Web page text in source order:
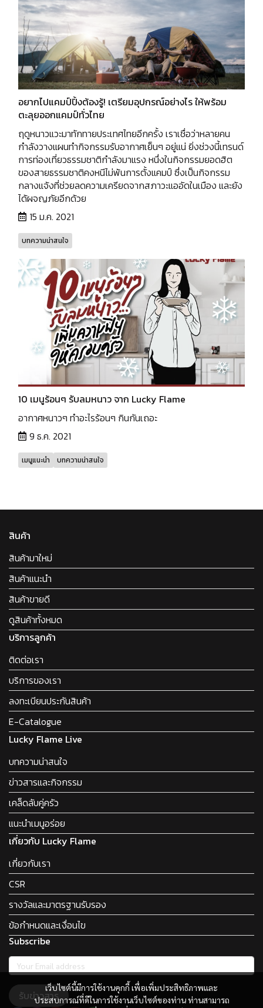
อยากไปแคมป์ปิ้งต้องรู้! เตรียมอุปกรณ์อย่างไร ให้พร้อม
ตะลุยออกแคมป์ทั่วไทย
ฤดูหนาวแวะมาทักทายประเทศไทยอีกครั้ง เราเชื่อว่าหลายคน
กำลังวางแผนทำกิจกรรมรับอากาศเย็นๆ อยู่แน่ ยิ่งช่วงนี้เทรนด์
การท่องเที่ยวธรรมชาติกำลังมาแรง หนึ่งในกิจกรรมยอดฮิต
ของสายธรรมชาติคงหนีไม่พ้นการตั้งแคมป์ ซึ่งเป็นกิจกรรม
กลางแจ้งที่ช่วยลดความเครียดจากสภาวะแออัดในเมือง และยัง
ได้ผจญภัยอีกด้วย
15 ม.ค. 2021
บทความน่าสนใจ
10 เมนูร้อนๆ รับลมหนาว จาก Lucky Flame
อากาศหนาวๆ ทำอะไรร้อนๆ กินกันเถอะ
9 ธ.ค. 2021
เมนูแนะนำ บทความน่าสนใจ
เว็บไซต์นี้มีการใช้งานคุกกี้ เพื่อเพิ่มประสิทธิภาพและ
ประสบการณ์ที่ดีในการใช้งานเว็บไซต์ของท่าน ท่านสามารถ
สินค้า
สินค้ามาใหม่
สินค้าแนะนำ
สินค้าขายดี
ดูสินค้าทั้งหมด
บริการลูกค้า
ติดต่อเรา
บริการของเรา
ลงทะเบียนประกันสินค้า
E-Catalogue
Lucky Flame Live
บทความน่าสนใจ
ข่าวสารและกิจกรรม
เคล็ดลับคู่ครัว
แนะนำเมนูอร่อย
เกี่ยวกับ Lucky Flame
เกี่ยวกับเรา
CSR
รางวัลและมาตรฐานรับรอง
ข้อกำหนดและเงื่อนไข
Subscribe
รับข่าวสาร